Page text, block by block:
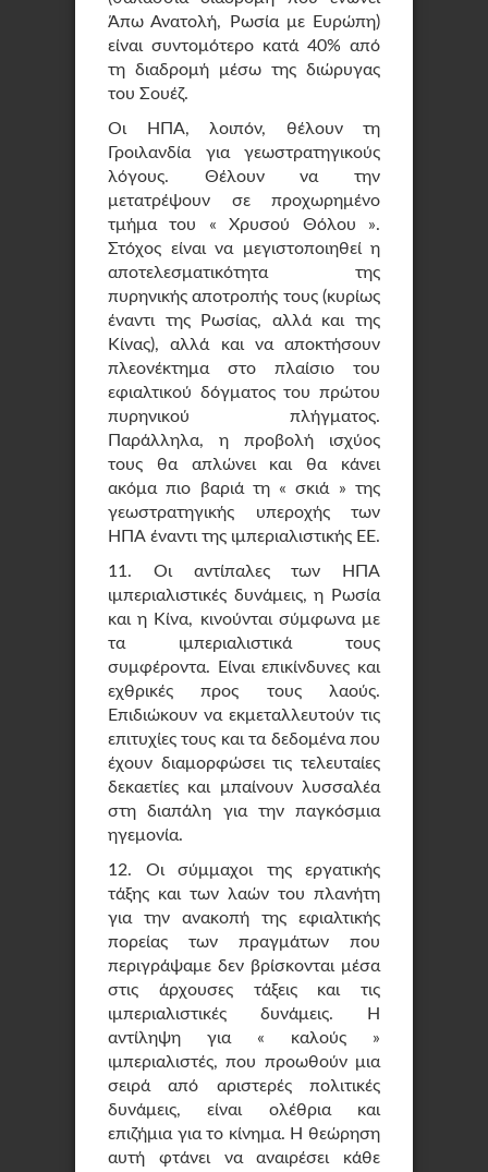
Άπω Ανατολή, Ρωσία με Ευρώπη)
είναι συντομότερο κατά 40% από
τη διαδρομή μέσω της διώρυγας
του Σουέζ.
Οι ΗΠΑ, λοιπόν, θέλουν τη
Γροιλανδία για γεωστρατηγικούς
λόγους. Θέλουν να την
μετατρέψουν σε προχωρημένο
τμήμα του « Χρυσού Θόλου ».
Στόχος είναι να μεγιστοποιηθεί η
αποτελεσματικότητα της
πυρηνικής αποτροπής τους (κυρίως
έναντι της Ρωσίας, αλλά και της
Κίνας), αλλά και να αποκτήσουν
πλεονέκτημα στο πλαίσιο του
εφιαλτικού δόγματος του πρώτου
πυρηνικού πλήγματος.
Παράλληλα, η προβολή ισχύος
τους θα απλώνει και θα κάνει
ακόμα πιο βαριά τη « σκιά » της
γεωστρατηγικής υπεροχής των
ΗΠΑ έναντι της ιμπεριαλιστικής ΕΕ.
11. Οι αντίπαλες των ΗΠΑ
ιμπεριαλιστικές δυνάμεις, η Ρωσία
και η Κίνα, κινούνται σύμφωνα με
τα ιμπεριαλιστικά τους
συμφέροντα. Είναι επικίνδυνες και
εχθρικές προς τους λαούς.
Επιδιώκουν να εκμεταλλευτούν τις
επιτυχίες τους και τα δεδομένα που
έχουν διαμορφώσει τις τελευταίες
δεκαετίες και μπαίνουν λυσσαλέα
στη διαπάλη για την παγκόσμια
ηγεμονία.
12. Οι σύμμαχοι της εργατικής
τάξης και των λαών του πλανήτη
για την ανακοπή της εφιαλτικής
πορείας των πραγμάτων που
περιγράψαμε δεν βρίσκονται μέσα
στις άρχουσες τάξεις και τις
ιμπεριαλιστικές δυνάμεις. Η
αντίληψη για « καλούς »
ιμπεριαλιστές, που προωθούν μια
σειρά από αριστερές πολιτικές
δυνάμεις, είναι ολέθρια και
επιζήμια για το κίνημα. Η θεώρηση
αυτή φτάνει να αναιρέσει κάθε